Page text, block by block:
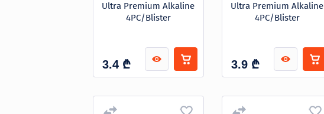
Ultra Premium Alkaline
4PC/Blister
3.4 ₾
Ultra Premium Alkaline
4PC/Blister
3.9 ₾